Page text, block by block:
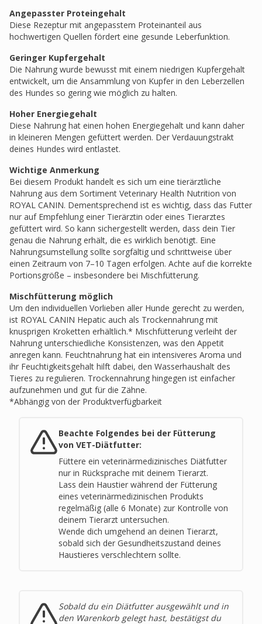
Angepasster Proteingehalt
Diese Rezeptur mit angepasstem Proteinanteil aus
hochwertigen Quellen fördert eine gesunde Leberfunktion.
Geringer Kupfergehalt
Die Nahrung wurde bewusst mit einem niedrigen Kupfergehalt
entwickelt, um die Ansammlung von Kupfer in den Leberzellen
des Hundes so gering wie möglich zu halten.
Hoher Energiegehalt
Diese Nahrung hat einen hohen Energiegehalt und kann daher
in kleineren Mengen gefüttert werden. Der Verdauungstrakt
deines Hundes wird entlastet.
Wichtige Anmerkung
Bei diesem Produkt handelt es sich um eine tierärztliche
Nahrung aus dem Sortiment Veterinary Health Nutrition von
ROYAL CANIN. Dementsprechend ist es wichtig, dass das Futter
nur auf Empfehlung einer Tierärztin oder eines Tierarztes
gefüttert wird. So kann sichergestellt werden, dass dein Tier
genau die Nahrung erhält, die es wirklich benötigt. Eine
Nahrungsumstellung sollte sorgfältig und schrittweise über
einen Zeitraum von 7–10 Tagen erfolgen. Achte auf die korrekte
Portionsgröße – insbesondere bei Mischfütterung.
Mischfütterung möglich
Um den individuellen Vorlieben aller Hunde gerecht zu werden,
ist ROYAL CANIN Hepatic auch als Trockennahrung mit
knusprigen Kroketten erhältlich.* Mischfütterung verleiht der
Nahrung unterschiedliche Konsistenzen, was den Appetit
anregen kann. Feuchtnahrung hat ein intensiveres Aroma und
ihr Feuchtigkeitsgehalt hilft dabei, den Wasserhaushalt des
Tieres zu regulieren. Trockennahrung hingegen ist einfacher
aufzunehmen und gut für die Zähne.
*Abhängig von der Produktverfügbarkeit
Beachte Folgendes bei der Fütterung
von VET-Diätfutter:
Füttere ein veterinärmedizinisches Diätfutter
nur in Rücksprache mit deinem Tierarzt.
Lass dein Haustier während der Fütterung
eines veterinärmedizinischen Produkts
regelmäßig (alle 6 Monate) zur Kontrolle von
deinem Tierarzt untersuchen.
Wende dich umgehend an deinen Tierarzt,
sobald sich der Gesundheitszustand deines
Haustieres verschlechtern sollte.
Sobald du ein Diätfutter ausgewählt und in
den Warenkorb gelegt hast, bestätigst du